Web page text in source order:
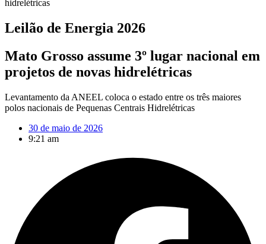
hidrelétricas
Leilão de Energia 2026
Mato Grosso assume 3º lugar nacional em
projetos de novas hidrelétricas
Levantamento da ANEEL coloca o estado entre os três maiores
polos nacionais de Pequenas Centrais Hidrelétricas
30 de maio de 2026
9:21 am